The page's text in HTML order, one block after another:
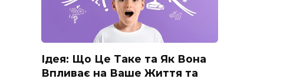
Ідея: Що Це Таке та Як Вона
Впливає на Ваше Життя та